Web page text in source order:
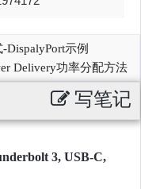
DispalyPort示例
Delivery功率分配方法
写笔记
3, USB-C,